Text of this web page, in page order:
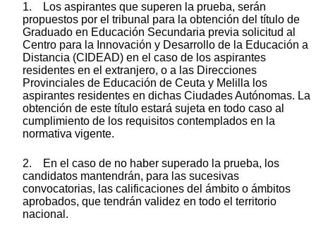
1. Los aspirantes que superen la prueba, serán
propuestos por el tribunal para la obtención del título de
Graduado en Educación Secundaria previa solicitud al
Centro para la Innovación y Desarrollo de la Educación a
Distancia (CIDEAD) en el caso de los aspirantes
residentes en el extranjero, o a las Direcciones
Provinciales de Educación de Ceuta y Melilla los
aspirantes residentes en dichas Ciudades Autónomas. La
obtención de este título estará sujeta en todo caso al
cumplimiento de los requisitos contemplados en la
normativa vigente.
2. En el caso de no haber superado la prueba, los
candidatos mantendrán, para las sucesivas
convocatorias, las calificaciones del ámbito o ámbitos
aprobados, que tendrán validez en todo el territorio
nacional.